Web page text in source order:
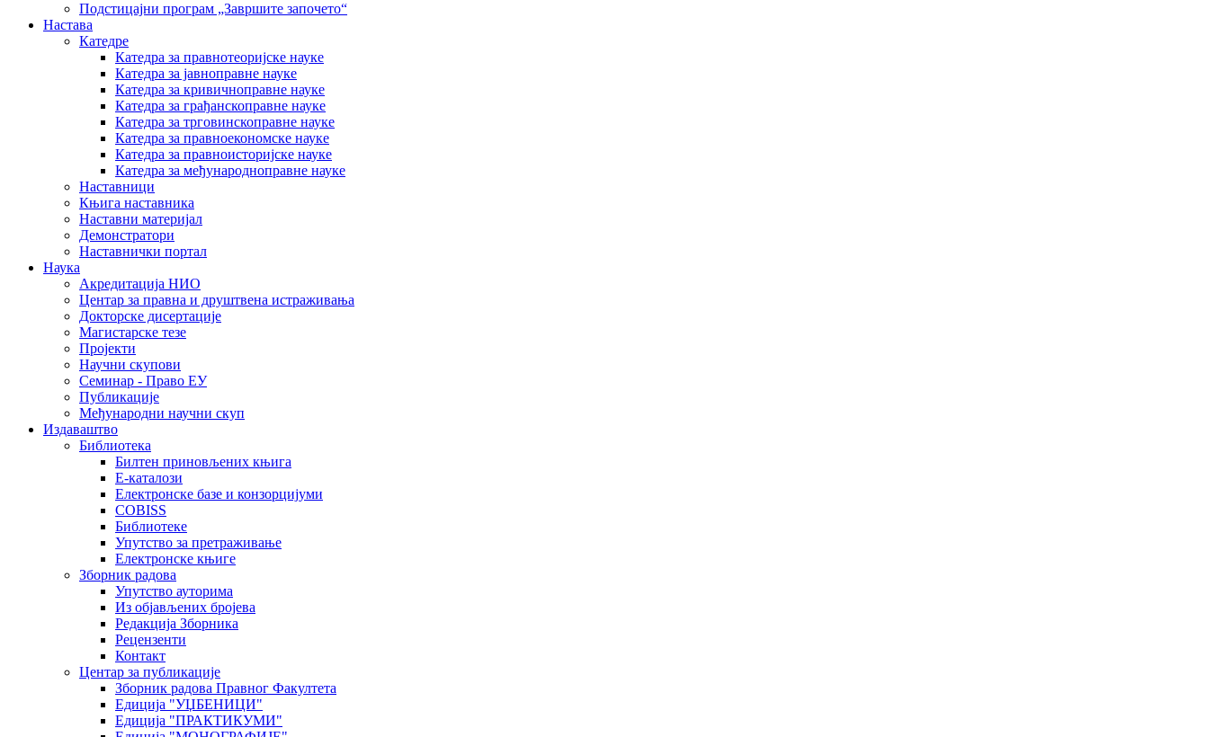
Подстицајни програм „Завршите започето“
Настава
Катедре
Катедра за правнотеоријске науке
Катедра за јавноправне науке
Катедра за кривичноправне науке
Катедра за грађанскоправне науке
Катедра за трговинскоправне науке
Катедра за правноекономске науке
Катедра за правноисторијске науке
Катедра за међународноправне науке
Наставници
Књига наставника
Наставни материјал
Демонстратори
Наставнички портал
Наука
Акредитација НИО
Центар за правна и друштвена истраживања
Докторске дисертације
Магистарске тезе
Пројекти
Научни скупови
Семинар - Право ЕУ
Публикације
Међународни научни скуп
Издаваштво
Библиотека
Билтен приновљених књига
Е-каталози
Електронске базе и конзорцијуми
COBISS
Библиотеке
Упутство за претраживање
Електронске књиге
Зборник радова
Упутство ауторима
Из објављених бројева
Редакција Зборника
Рецензенти
Контакт
Центар за публикације
Зборник радова Правног Факултета
Едиција "УЏБЕНИЦИ"
Едиција "ПРАКТИКУМИ"